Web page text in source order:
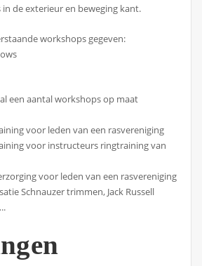
de exterieur en beweging kant.
workshops gegeven:
een aantal workshops op maat
voor leden van een rasvereniging
voor instructeurs ringtraining van
voor leden van een rasvereniging
Schnauzer trimmen, Jack Russell